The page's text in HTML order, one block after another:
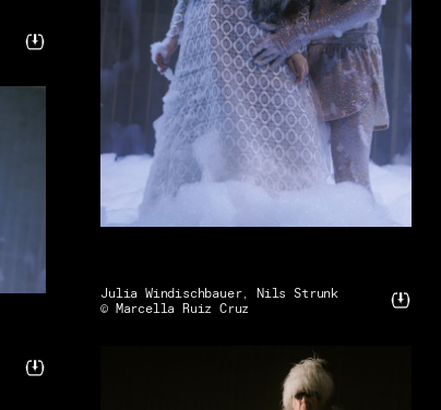
Julia Windischbauer, Nils Strunk
© Marcella Ruiz Cruz